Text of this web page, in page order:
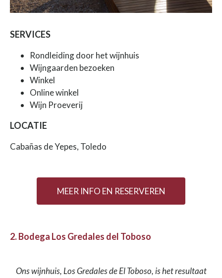
SERVICES
Rondleiding door het wijnhuis
Wijngaarden bezoeken
Winkel
Online winkel
Wijn Proeverij
LOCATIE
Cabañas de Yepes, Toledo
MEER INFO EN RESERVEREN
2. Bodega Los Gredales del Toboso
Ons wijnhuis, Los Gredales de El Toboso, is het resultaat